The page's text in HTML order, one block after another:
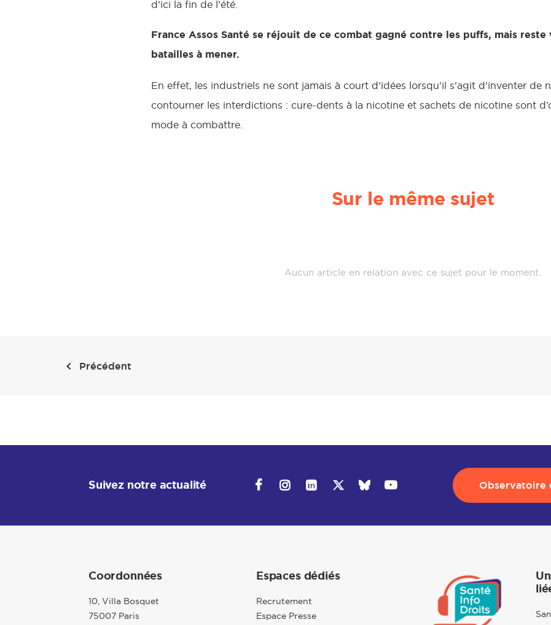
d’ici la fin de l’été.
France Assos Santé se réjouit de ce combat gagné contre les puffs, mais
batailles à mener.
En effet, les industriels ne sont jamais à court d’idées lorsqu’il s’agit d’inventer
contourner les interdictions : cure-dents à la nicotine et sachets de nicotine sont
mode à combattre.
Sur le même sujet
Aucun article en relation avec ce sujet pour le moment.
Précédent
Suivez notre actualité Observatoire
Coordonnées
10, Villa Bosquet
75007 Paris
Espaces dédiés
Recrutement
Espace Presse